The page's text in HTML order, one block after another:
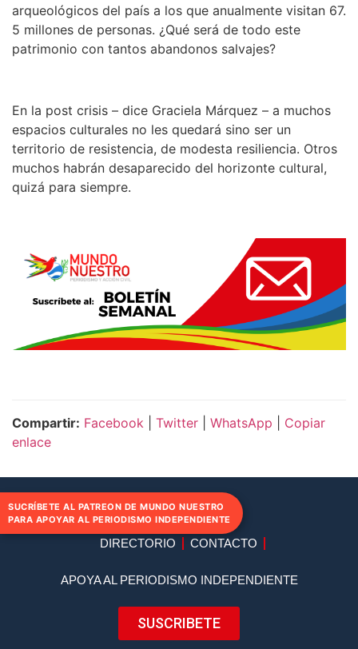
arqueológicos del país a los que anualmente visitan 67.
5 millones de personas. ¿Qué será de todo este
patrimonio con tantos abandonos salvajes?
En la post crisis – dice Graciela Márquez – a muchos
espacios culturales no les quedará sino ser un
territorio de resistencia, de modesta resiliencia. Otros
muchos habrán desaparecido del horizonte cultural,
quizá para siempre.
Compartir: Facebook Twitter WhatsApp
Copiar
enlace
DIRECTORIO CONTACTO
APOYA AL PERIODISMO INDEPENDIENTE
SUSCRIBETE
SUCRÍBETE AL PATREON DE MUNDO NUESTRO
PARA APOYAR AL PERIODISMO INDEPENDIENTE